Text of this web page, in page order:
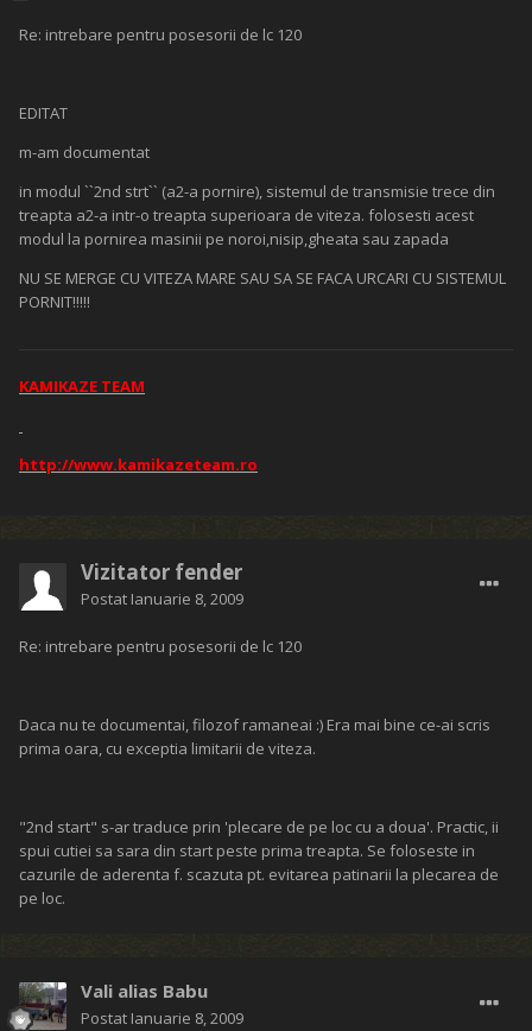
Re: intrebare pentru posesorii de lc 120
EDITAT
m-am documentat
in modul ``2nd strt`` (a2-a pornire), sistemul de transmisie trece din
treapta a2-a intr-o treapta superioara de viteza. folosesti acest
modul la pornirea masinii pe noroi,nisip,gheata sau zapada
NU SE MERGE CU VITEZA MARE SAU SA SE FACA URCARI CU SISTEMUL
PORNIT!!!!!
KAMIKAZE TEAM
http://www.kamikazeteam.ro
Vizitator fender
Postat Ianuarie 8, 2009
Re: intrebare pentru posesorii de lc 120
Daca nu te documentai, filozof ramaneai :) Era mai bine ce-ai scris
prima oara, cu exceptia limitarii de viteza.
"2nd start" s-ar traduce prin 'plecare de pe loc cu a doua'. Practic, ii
spui cutiei sa sara din start peste prima treapta. Se foloseste in
cazurile de aderenta f. scazuta pt. evitarea patinarii la plecarea de
pe loc.
Vali alias Babu
Postat Ianuarie 8, 2009